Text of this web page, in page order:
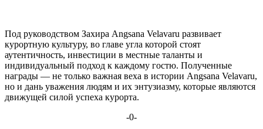
Под руководством Захира Angsana Velavaru развивает
курортную культуру, во главе угла которой стоят
аутентичность, инвестиции в местные таланты и
индивидуальный подход к каждому гостю. Полученные
награды — не только важная веха в истории Angsana Velavaru,
но и дань уважения людям и их энтузиазму, которые являются
движущей силой успеха курорта.
-0-